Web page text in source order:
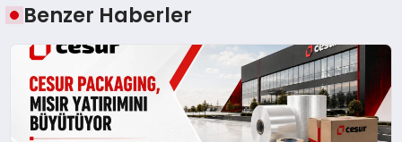
Benzer Haberler